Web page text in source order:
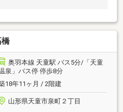
橋
奥羽本線 天童駅 バス5分/「天童
泉」バス停 停歩8分
18年11ヶ月 / 2階建
山形県天童市泉町２丁目